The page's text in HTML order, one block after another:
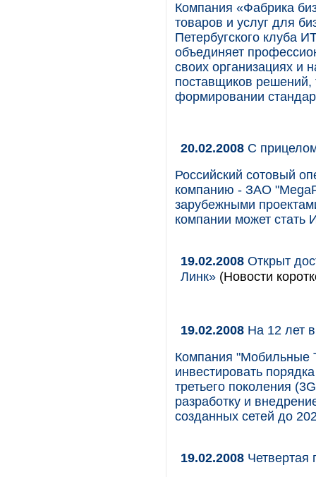
Компания «Фабрика
товаров и услуг для
Петербугского клуба
объединяет
своих организациях и
поставщиков решений,
формировании
20.02.2008 С
Российский сотовый
компанию - ЗАО
зарубежными
компании может стать
19.02.2008 Открыт
Линк» (Новости
19.02.2008 На 12 лет
Компания "Мобильные
инвестировать
третьего поколения
разработку и
созданных сетей до
19.02.2008 Четвертая